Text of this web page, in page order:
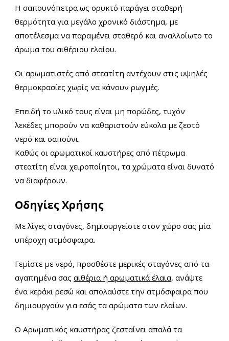
Η σαπουνόπετρα ως ορυκτό παράγει σταθερή
θερμότητα για μεγάλο χρονικό διάστημα, με
αποτέλεσμα να παραμένει σταθερό και αναλλοίωτο το
άρωμα του αιθέριου ελαίου.
Οι αρωματιστές από στεατίτη αντέχουν στις υψηλές
θερμοκρασίες χωρίς να κάνουν ρωγμές.
Επειδή το υλικό τους είναι μη πορώδες, τυχόν
λεκέδες μπορούν να καθαριστούν εύκολα με ζεστό
νερό και σαπούνι.
Καθώς οι αρωματικοί καυστήρες από πέτρωμα
στεατίτη είναι χειροποίητοι, τα χρώματα είναι δυνατό
να διαφέρουν.
Οδηγίες Χρήσης
Με λίγες σταγόνες, δημιουργείστε στον χώρο σας μία
υπέροχη ατμόσφαιρα.
Γεμίστε με νερό, προσθέστε μερικές σταγόνες από τα
αγαπημένα σας αιθέρια ή αρωματικά έλαια, ανάψτε
ένα κεράκι ρεσώ και απολαύστε την ατμόσφαιρα που
δημιουργούν για εσάς τα αρώματα των ελαίων.
Ο Αρωματικός καυστήρας ζεσταίνει απαλά τα